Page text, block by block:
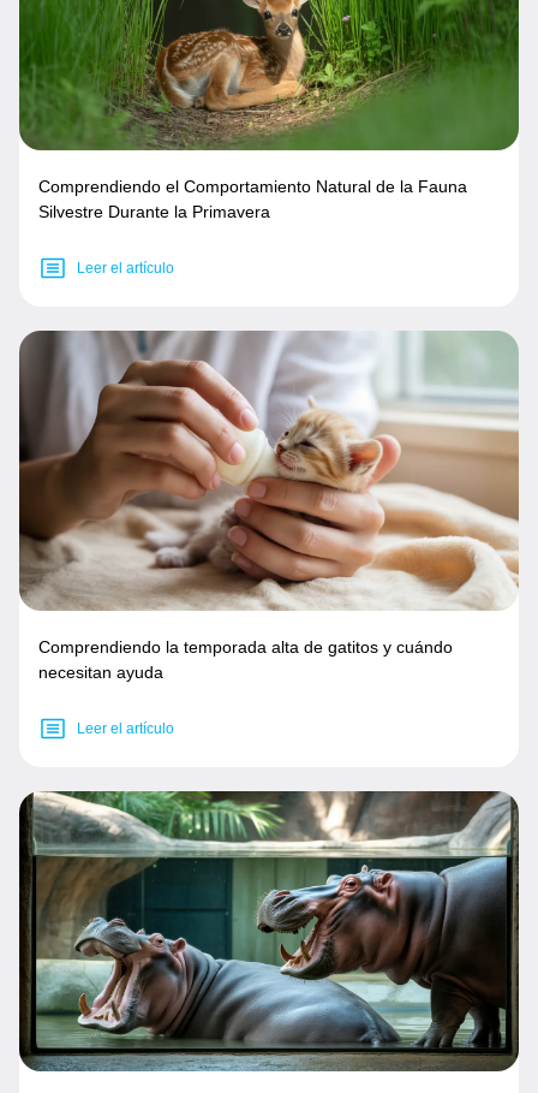
Comprendiendo el Comportamiento Natural de la Fauna
Silvestre Durante la Primavera
Leer el artículo
Comprendiendo la temporada alta de gatitos y cuándo
necesitan ayuda
Leer el artículo